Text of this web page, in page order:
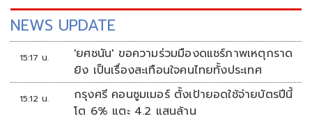
NEWS UPDATE
15:17 น.
'ยศชนัน' ขอความร่วมมืองดแชร์ภาพเหตุกราด
ยิง เป็นเรื่องสะเทือนใจคนไทยทั้งประเทศ
15:12 น.
กรุงศรี คอนซูมเมอร์ ตั้งเป้ายอดใช้จ่ายบัตรปีนี้
โต 6% แตะ 4.2 แสนล้าน